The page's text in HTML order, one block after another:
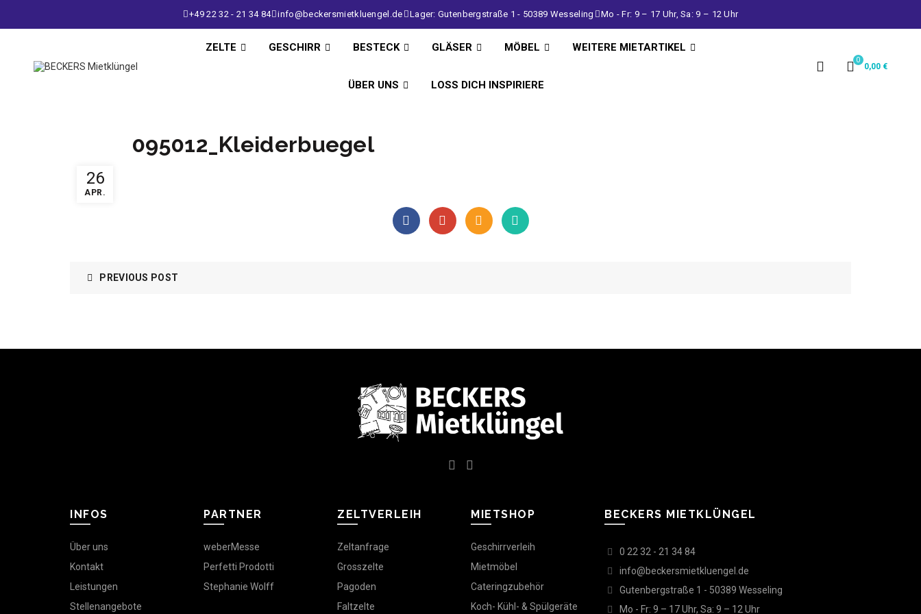
+49 22 32 - 21 34 84 info@beckersmietkluengel.de Lager: Gutenbergstraße 1 - 50389 Wesseling Mo - Fr: 9 – 17 Uhr, Sa: 9 – 12 Uhr
ZELTE GESCHIRR BESTECK GLÄSER MÖBEL WEITERE MIETARTIKEL
ÜBER UNS LOSS DICH INSPIRIERE
0
0,00 €
26
APR.
095012_Kleiderbuegel
PREVIOUS POST
INFOS
Über uns
Kontakt
Leistungen
Stellenangebote
PARTNER
weberMesse
Perfetti Prodotti
Stephanie Wolff
ZELTVERLEIH
Zeltanfrage
Grosszelte
Pagoden
Faltzelte
MIETSHOP
Geschirrverleih
Mietmöbel
Cateringzubehör
Koch- Kühl- & Spülgeräte
BECKERS MIETKLÜNGEL
0 22 32 - 21 34 84
info@beckersmietkluengel.de
Gutenbergstraße 1 - 50389 Wesseling
Mo - Fr: 9 – 17 Uhr, Sa: 9 – 12 Uhr